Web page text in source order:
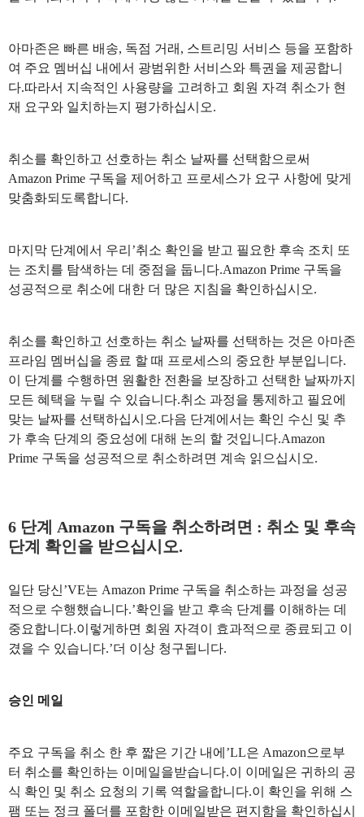
아마존은 빠른 배송, 독점 거래, 스트리밍 서비스 등을 포함하
여 주요 멤버십 내에서 광범위한 서비스와 특권을 제공합니
다.따라서 지속적인 사용량을 고려하고 회원 자격 취소가 현
재 요구와 일치하는지 평가하십시오.
취소를 확인하고 선호하는 취소 날짜를 선택함으로써
Amazon Prime 구독을 제어하고 프로세스가 요구 사항에 맞게
맞춤화되도록합니다.
마지막 단계에서 우리’취소 확인을 받고 필요한 후속 조치 또
는 조치를 탐색하는 데 중점을 둡니다.Amazon Prime 구독을
성공적으로 취소에 대한 더 많은 지침을 확인하십시오.
취소를 확인하고 선호하는 취소 날짜를 선택하는 것은 아마존
프라임 멤버십을 종료 할 때 프로세스의 중요한 부분입니다.
이 단계를 수행하면 원활한 전환을 보장하고 선택한 날짜까지
모든 혜택을 누릴 수 있습니다.취소 과정을 통제하고 필요에
맞는 날짜를 선택하십시오.다음 단계에서는 확인 수신 및 추
가 후속 단계의 중요성에 대해 논의 할 것입니다.Amazon
Prime 구독을 성공적으로 취소하려면 계속 읽으십시오.
6 단계 Amazon 구독을 취소하려면 : 취소 및 후속
단계 확인을 받으십시오.
일단 당신’VE는 Amazon Prime 구독을 취소하는 과정을 성공
적으로 수행했습니다.’확인을 받고 후속 단계를 이해하는 데
중요합니다.이렇게하면 회원 자격이 효과적으로 종료되고 이
겼을 수 있습니다.’더 이상 청구됩니다.
승인 메일
주요 구독을 취소 한 후 짧은 기간 내에’LL은 Amazon으로부
터 취소를 확인하는 이메일을받습니다.이 이메일은 귀하의 공
식 확인 및 취소 요청의 기록 역할을합니다.이 확인을 위해 스
팸 또는 정크 폴더를 포함한 이메일받은 편지함을 확인하십시